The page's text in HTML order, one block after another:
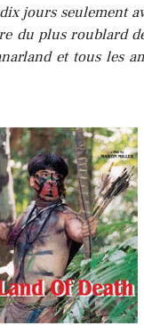
jours seulement
du plus roublard
et tous les